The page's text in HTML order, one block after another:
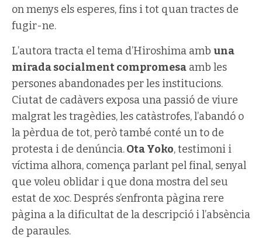
on menys els esperes, fins i tot quan tractes de
fugir-ne.
L’autora tracta el tema d’Hiroshima amb una
mirada socialment compromesa amb les
persones abandonades per les institucions.
Ciutat de cadàvers exposa una passió de viure
malgrat les tragèdies, les catàstrofes, l’abandó o
la pèrdua de tot, però també conté un to de
protesta i de denúncia.Ota Yoko, testimoni i
víctima alhora, comença parlant pel final, senyal
que voleu oblidar i que dona mostra del seu
estat de xoc. Després s’enfronta pàgina rere
pàgina a la dificultat de la descripció i l’absència
de paraules.